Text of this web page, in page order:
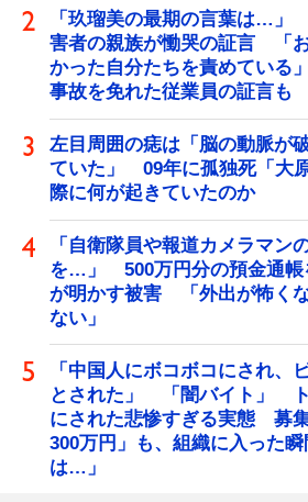
「玖瑠美の最期の言葉は…
害者の親族が慟哭の証言 「
かった自分たちを責めてい
事故を免れた従業員の証言も
左目周囲の痣は「脳の動脈が
ていた」 09年に孤独死「大
際に何が起きていたのか
「自衛隊員や報道カメラマン
を…」 500万円分の預金通帳
が明かす被害 「外出が怖く
ない」
「中国人にボコボコにされ、
とされた」 「闇バイト」
にされた悲惨すぎる実態 募
300万円」も、組織に入った
は…」